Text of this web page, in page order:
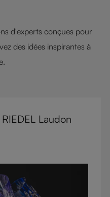
d'experts conçues pour
des idées inspirantes à
Laudon